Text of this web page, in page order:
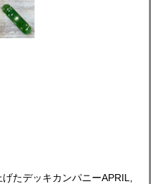
たデッキカンパニーAPRIL,